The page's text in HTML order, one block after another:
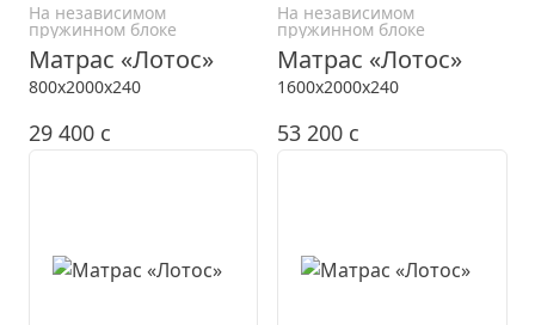
На независимом
пружинном блоке
Матрас «Лотос»
800x2000x240
29 400 c
На независимом
пружинном блоке
Матрас «Лотос»
1600x2000x240
53 200 c